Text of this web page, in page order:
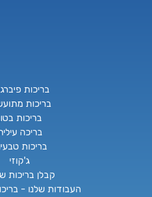
בריכות
בריכות
בריכות
בריכה
בריכות
ג'קוזי
קבלן בריכות
העבודות שלנו -